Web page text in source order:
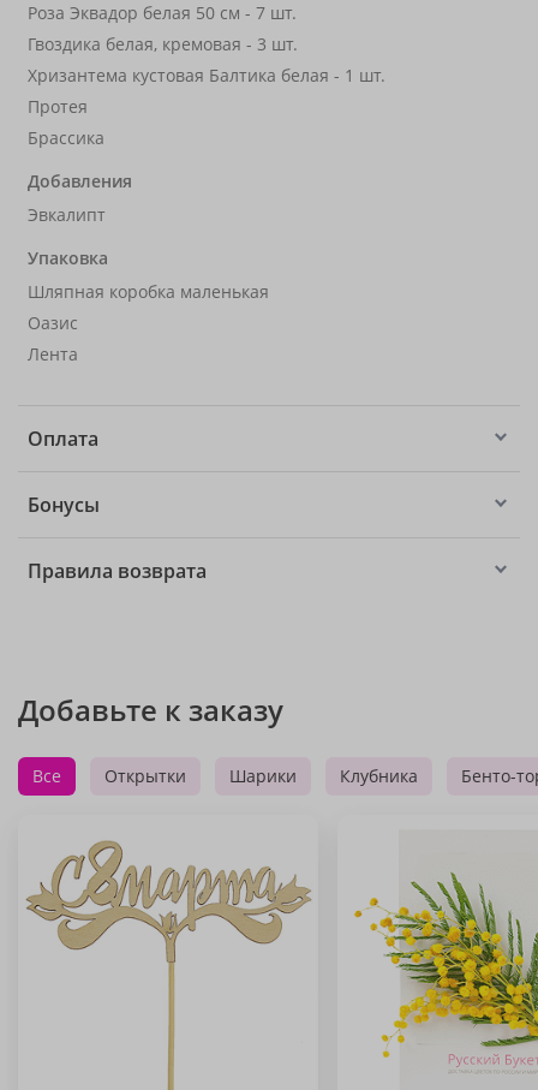
Роза Эквадор белая 50 см - 7 шт.
Гвоздика белая, кремовая - 3 шт.
Хризантема кустовая Балтика белая - 1 шт.
Протея
Брассика
Добавления
Эвкалипт
Упаковка
Шляпная коробка маленькая
Оазис
Лента
Оплата
Бонусы
Правила возврата
Добавьте к заказу
Все Открытки Шарики Клубника Бенто-